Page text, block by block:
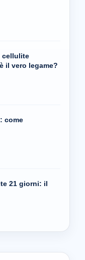
cellulite
il vero legame?
come
21 giorni: il